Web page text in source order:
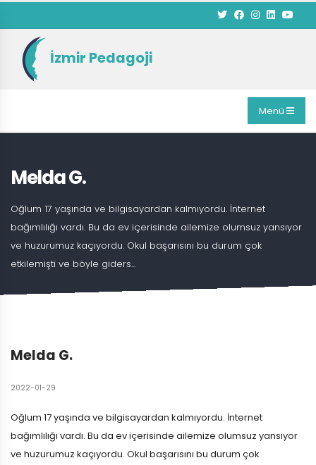
İzmir Pedagoji
Menü
Melda G.
Oğlum 17 yaşında ve bilgisayardan kalmıyordu. İnternet
bağımlılığı vardı. Bu da ev içerisinde ailemize olumsuz yansıyor
ve huzurumuz kaçıyordu. Okul başarısını bu durum çok
etkilemişti ve böyle giders...
Melda G.
2022-01-29
Oğlum 17 yaşında ve bilgisayardan kalmıyordu. İnternet
bağımlılığı vardı. Bu da ev içerisinde ailemize olumsuz yansıyor
ve huzurumuz kaçıyordu. Okul başarısını bu durum çok